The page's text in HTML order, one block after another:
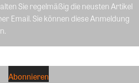
Sie regelmäßig die neusten Artikel
Email. Sie können diese Anmeldung